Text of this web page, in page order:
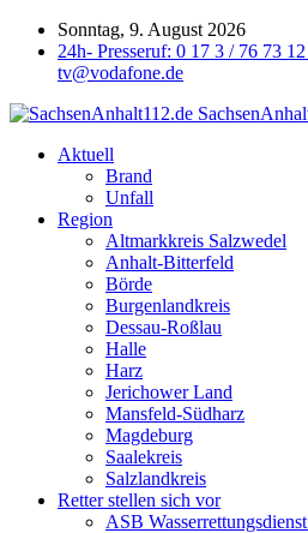
Sonntag, 9. August 2026
24h- Presseruf: 0 17 3 / 76 73
tv@vodafone.de
Aktuell
Brand
Unfall
Region
Altmarkkreis Salzwedel
Anhalt-Bitterfeld
Börde
Burgenlandkreis
Dessau-Roßlau
Halle
Harz
Jerichower Land
Mansfeld-Südharz
Magdeburg
Saalekreis
Salzlandkreis
Retter stellen sich vor
ASB